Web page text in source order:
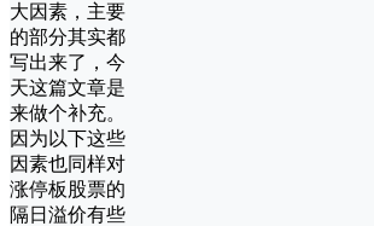
大因素，主要
的部分其实都
写出来了，今
天这篇文章是
来做个补充。
因为以下这些
因素也同样对
涨停板股票的
隔日溢价有些